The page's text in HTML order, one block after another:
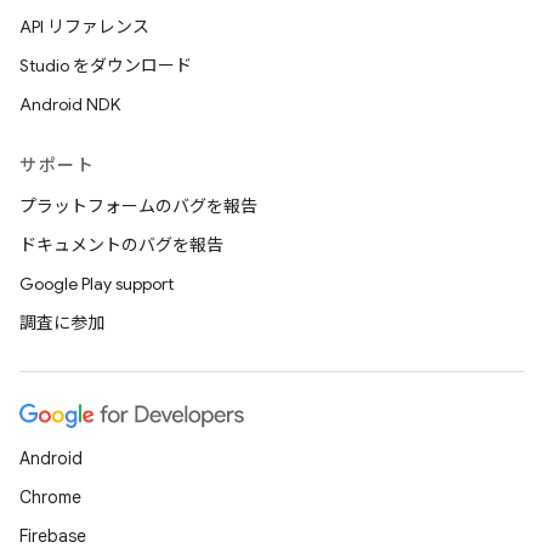
API リファレンス
Studio をダウンロード
Android NDK
サポート
プラットフォームのバグを報告
ドキュメントのバグを報告
Google Play support
調査に参加
Android
Chrome
Firebase